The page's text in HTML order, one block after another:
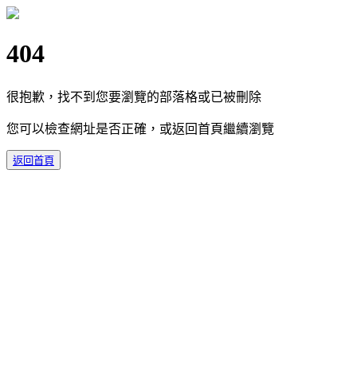
404
很抱歉，找不到您要瀏覽的部落格或已被刪除
您可以檢查網址是否正確，或返回首頁繼續瀏覽
返回首頁